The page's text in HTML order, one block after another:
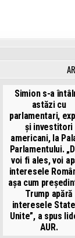
Simion s-a
astăzi cu
parlamentari,
și investitori
americani, la
Parlamentului.
voi fi ales, voi
interesele
așa cum
Trump apără
interesele
Unite”, a spus
AUR.